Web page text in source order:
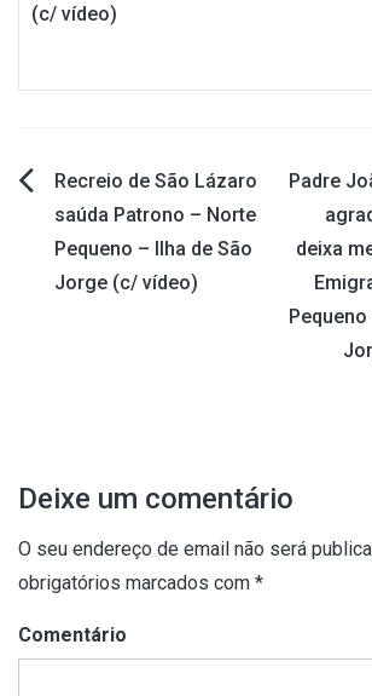
(c/ vídeo)
Navegação
Recreio de São Lázaro
saúda Patrono – Norte
Pequeno – Ilha de São
Jorge (c/ vídeo)
Padre
deixa
Deixe um comentário
O seu endereço de email não será
obrigatórios marcados com *
Comentário